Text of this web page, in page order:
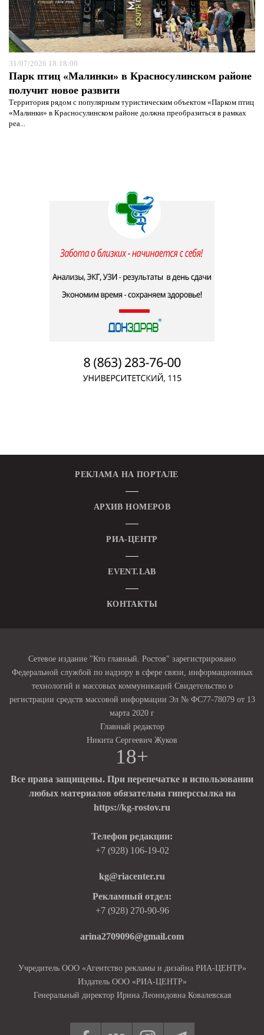
31/07/2026 18:18:00
Парк птиц «Малинки» в Красносулинском районе
получит новое развити
Территория рядом с популярным туристическим объектом «Парком птиц
«Малинки» в Красносулинском районе должна преобразиться в рамках
реа...
РЕКЛАМА НА ПОРТАЛЕ
АРХИВ НОМЕРОВ
РИА-ЦЕНТР
EVENT.LAB
КОНТАКТЫ
Сетевое издание "Кто главный. Ростов" зарегистрировано
Федеральной службой по надзору в сфере связи, информационных
технологий и массовых коммуникаций Свидетельство о
регистрации средств массовой информации Эл № ФС77-78079 от 13
марта 2020 г
Главный редактор
Никита Сергеевич Жуков
18+
Все права защищены. При перепечатке и использовании
любых материалов обязательна гиперссылка на
https://kg-rostov.ru
Телефон редакции:
+7 (928) 106-19-02
kg@riacenter.ru
Рекламный отдел:
+7 (928) 270-90-96
arina2709096@gmail.com
Учредитель ООО «Агентство рекламы и дизайна РИА-ЦЕНТР»
Издатель ООО «РИА-ЦЕНТР»
Генеральный директор Ирина Леонидовна Ковалевская